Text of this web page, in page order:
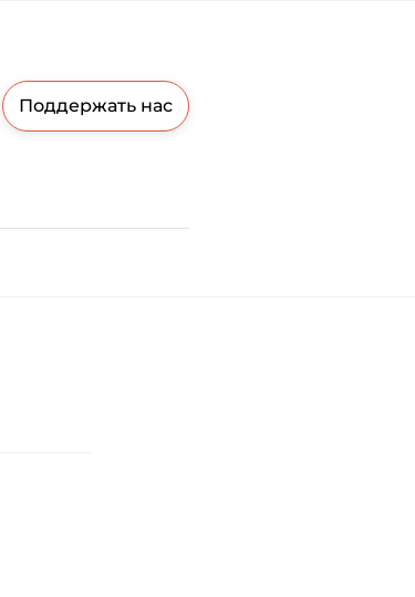
Поддержать нас